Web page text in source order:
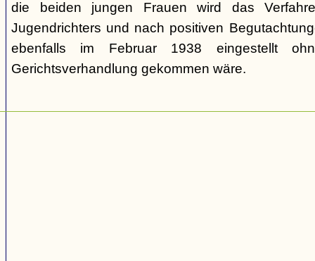
die beiden jungen Frauen wird das
Jugendrichters und nach positiven
ebenfalls im Februar 1938 eingestellt
Gerichtsverhandlung gekommen wäre.